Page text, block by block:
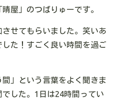
屋」のつばりゅーです。
せてもらいました。笑いあ
た！すごく良い時間を過ご
間」という言葉をよく聞きま
した。1日は24時間ってい